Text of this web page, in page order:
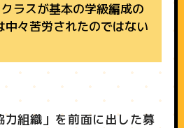
ラスが基本の学級編成の
中々苦労されたのではない
組織」を前面に出した募